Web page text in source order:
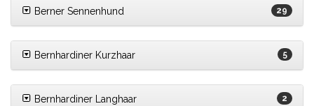
Berner Sennenhund 29
Bernhardiner Kurzhaar 5
Bernhardiner Langhaar 2